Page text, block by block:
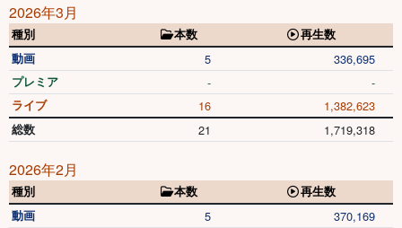
2026年3月
種別 本数
再生数
動画
5 336,695
プレミア - -
ライブ 16 1,382,623
総数 21 1,719,318
2026年2月
種別 本数
再生数
動画
5 370,169